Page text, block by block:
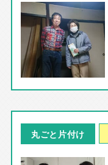
丸ごと片付け